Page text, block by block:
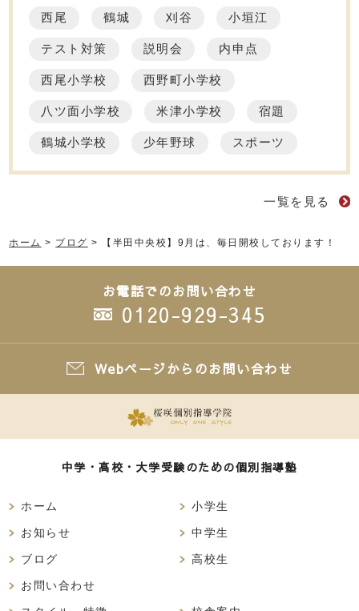
西尾 鶴城 刈谷 小垣江
テスト対策 説明会 内申点
西尾小学校 西野町小学校
八ツ面小学校 米津小学校 宿題
鶴城小学校 少年野球 スポーツ
一覧を見る
ホーム > ブログ > 【半田中央校】9月は、毎日開校しております！
お電話でのお問い合わせ
0120-929-345
Webページからのお問い合わせ
中学・高校・大学受験のための個別指導塾
ホーム
お知らせ
ブログ
お問い合わせ
小学生
中学生
高校生